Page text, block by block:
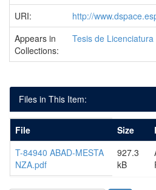
URI:
http://
Appears in
Collections:
Tesis de
Files in This Item:
File Size
T-84940 ABAD-MESTA
NZA.pdf
927.3
kB